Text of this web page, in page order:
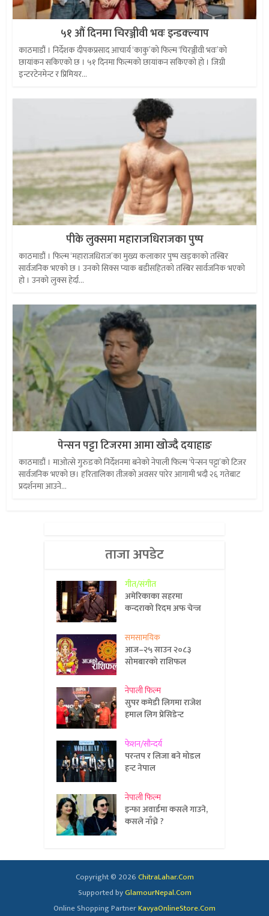
५१ औं दिनमा चिरञ्जीवी भवः इन्डक्ल्याप
काठमाडौं । निर्देशक दीपकप्रसाद आचार्य ‘काकु’को फिल्म ‘चिरञ्जीवी भवः’को
छायांकन सकिएको छ । ५१ दिनमा फिल्मको छायांकन सकिएको हो । जिग्री
इन्टरटेनमेन्ट र प्रिमियर...
पीके लुक्समा महाराजधिराजका पुष्प
काठमाडौं । फिल्म ‘महाराजधिराज’का मुख्य कलाकार पुष्प खड्काको तस्बिर
सार्वजनिक भएको छ । उनको सिक्स प्याक बडीसहितको तस्बिर सार्वजनिक भएको
हो । उनको लुक्स हेर्दा...
पेन्सन पट्टा टिजरमा आमा खोज्दै दयाहाङ
काठमाडौं । माओत्से गुरुङको निर्देशनमा बनेको नेपाली फिल्म ‘पेन्सन पट्टा’को टिजर
सार्वजनिक भएको छ। हरितालिका तीजको अवसर पारेर आगामी भदौ २६ गतेबाट
प्रदर्शनमा आउने...
ताजा अपडेट
गीत/संगीत
अमेरिकाका सहरमा
कन्दराको रिदम अफ चेन्ज
समसामयिक
आज–२५ साउन २०८३
सोमबारको राशिफल
नेपाली फिल्म
सुपर कमेडी लिगमा राजेश
हमाल लिग प्रेसिडेन्ट
फेशन/सौन्दर्य
परन्तप र लिजा बने मोडल
हन्ट नेपाल
नेपाली फिल्म
इन्फा अवार्डमा कसले गाउने,
कसले नाँच्ने ?
Copyright © 2026ChitraLahar.Com
Supported byGlamourNepal.Com
Online Shopping PartnerKavyaOnlineStore.Com